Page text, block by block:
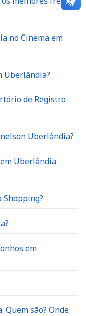
no Cinema em
Uberlândia?
de Registro
Uberlândia?
Uberlândia
em
Quem são? Onde